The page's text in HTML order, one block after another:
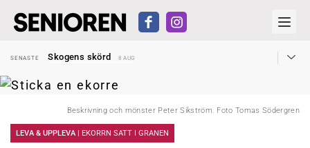
SENASTE
Skogens skörd
8 AUG
SENASTE
Reform för äldre kan bli slag i luften
Kravet: Nu måste 65-årsgränsen bort
Snart kan telefonförsäljning förbjudas i Sverige
Hyror rusar ifrån äldres bostadstillägg
Skogens skörd
Beskrivning och mönster Peter Sikström. Foto Tomas Södergren
LEVA & UPPLEVA | EKORRN SATT I GRANEN